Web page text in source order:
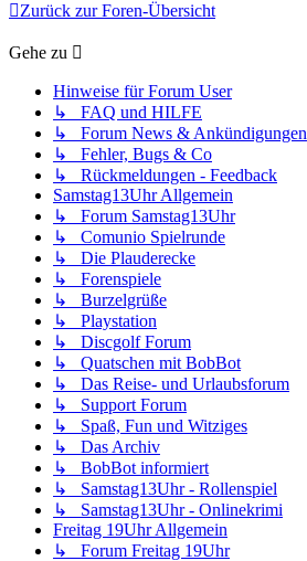
Zurück zur Foren-Übersicht
Gehe zu
Hinweise für Forum User
↳ FAQ und HILFE
↳ Forum News & Ankündigungen
↳ Fehler, Bugs & Co
↳ Rückmeldungen - Feedback
Samstag13Uhr Allgemein
↳ Forum Samstag13Uhr
↳ Comunio Spielrunde
↳ Die Plauderecke
↳ Forenspiele
↳ Burzelgrüße
↳ Playstation
↳ Discgolf Forum
↳ Quatschen mit BobBot
↳ Das Reise- und Urlaubsforum
↳ Support Forum
↳ Spaß, Fun und Witziges
↳ Das Archiv
↳ BobBot informiert
↳ Samstag13Uhr - Rollenspiel
↳ Samstag13Uhr - Onlinekrimi
Freitag 19Uhr Allgemein
↳ Forum Freitag 19Uhr